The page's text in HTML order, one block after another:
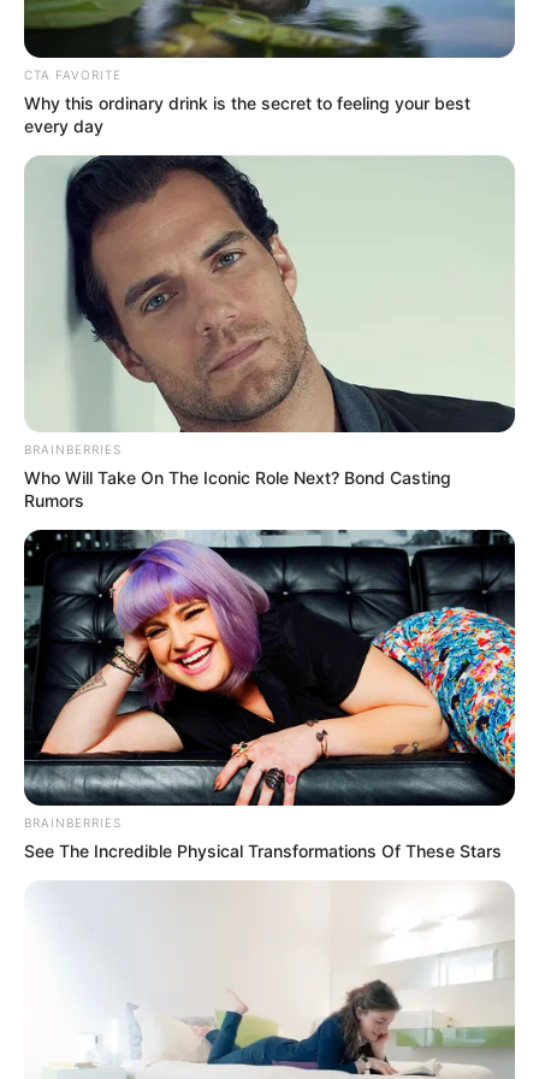
CTA FAVORITE
Why this ordinary drink is the secret to feeling your best
every day
BRAINBERRIES
Who Will Take On The Iconic Role Next? Bond Casting
Rumors
BRAINBERRIES
See The Incredible Physical Transformations Of These Stars